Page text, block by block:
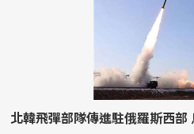
北韓飛彈部隊傳進駐俄羅斯西部